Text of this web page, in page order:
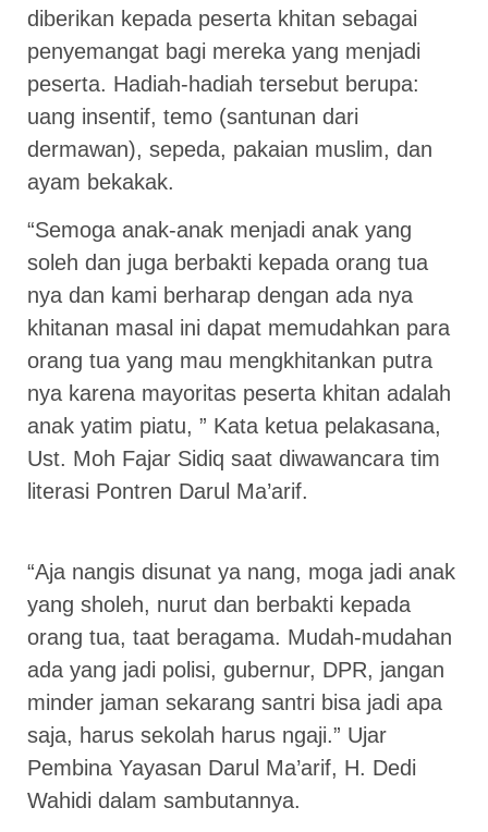
diberikan kepada peserta khitan sebagai
penyemangat bagi mereka yang menjadi
peserta. Hadiah-hadiah tersebut berupa:
uang insentif, temo (santunan dari
dermawan), sepeda, pakaian muslim, dan
ayam bekakak.
“Semoga anak-anak menjadi anak yang
soleh dan juga berbakti kepada orang tua
nya dan kami berharap dengan ada nya
khitanan masal ini dapat memudahkan para
orang tua yang mau mengkhitankan putra
nya karena mayoritas peserta khitan adalah
anak yatim piatu, ” Kata ketua pelakasana,
Ust. Moh Fajar Sidiq saat diwawancara tim
literasi Pontren Darul Ma’arif.
“Aja nangis disunat ya nang, moga jadi anak
yang sholeh, nurut dan berbakti kepada
orang tua, taat beragama. Mudah-mudahan
ada yang jadi polisi, gubernur, DPR, jangan
minder jaman sekarang santri bisa jadi apa
saja, harus sekolah harus ngaji.” Ujar
Pembina Yayasan Darul Ma’arif, H. Dedi
Wahidi dalam sambutannya.